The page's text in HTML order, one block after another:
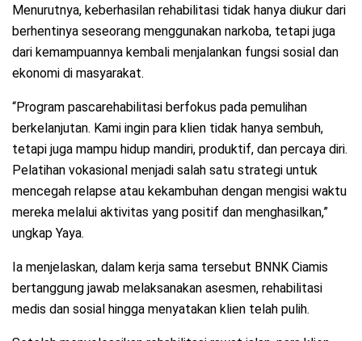
Menurutnya, keberhasilan rehabilitasi tidak hanya diukur dari
berhentinya seseorang menggunakan narkoba, tetapi juga
dari kemampuannya kembali menjalankan fungsi sosial dan
ekonomi di masyarakat.
“Program pascarehabilitasi berfokus pada pemulihan
berkelanjutan. Kami ingin para klien tidak hanya sembuh,
tetapi juga mampu hidup mandiri, produktif, dan percaya diri.
Pelatihan vokasional menjadi salah satu strategi untuk
mencegah relapse atau kekambuhan dengan mengisi waktu
mereka melalui aktivitas yang positif dan menghasilkan,”
ungkap Yaya.
Ia menjelaskan, dalam kerja sama tersebut BNNK Ciamis
bertanggung jawab melaksanakan asesmen, rehabilitasi
medis dan sosial hingga menyatakan klien telah pulih.